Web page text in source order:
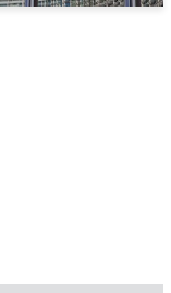
Wohlstand und